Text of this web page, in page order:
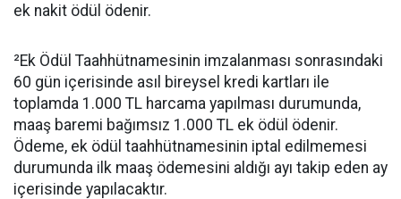
ek nakit ödül ödenir.
²Ek Ödül Taahhütnamesinin imzalanması sonrasındaki
60 gün içerisinde asıl bireysel kredi kartları ile
toplamda 1.000 TL harcama yapılması durumunda,
maaş baremi bağımsız 1.000 TL ek ödül ödenir.
Ödeme, ek ödül taahhütnamesinin iptal edilmemesi
durumunda ilk maaş ödemesini aldığı ayı takip eden ay
içerisinde yapılacaktır.